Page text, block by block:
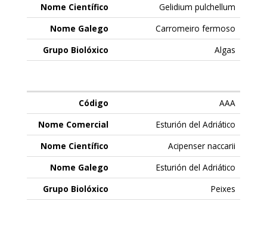
Gelidium pulchellum
Carromeiro fermoso
Algas
AAA
Esturión del Adriático
Acipenser naccarii
Esturión del Adriático
Peixes